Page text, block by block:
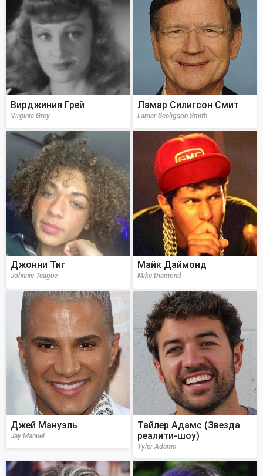
Вирджиния Грей
Virginia Grey
Ламар Силигсон Смит
Lamar Seeligson Smith
Джонни Тиг
Johnnie Teague
Майк Даймонд
Mike Diamond
Джей Мануэль
Jay Manuel
Тайлер Адамс (Звезда
реалити-шоу)
Tyler Adams